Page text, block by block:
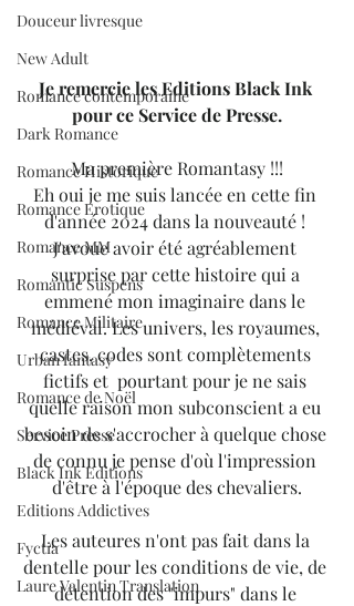
Douceur livresque
New Adult
Romance contemporaine
Dark Romance
Romance Historique
Romance Erotique
Romance MM
Romantic Suspens
Romance Militaire
Urban fantasy
Romance de Noël
Service Presse
Black Ink Editions
Editions Addictives
Fyctia
Laure Valentin Translation
Je remercie les Editions Black Ink
pour ce Service de Presse.
Ma première Romantasy !!!
Eh oui je me suis lancée en cette fin
d'année 2024 dans la nouveauté !
J'avoue avoir été agréablement
surprise par cette histoire qui a
emmené mon imaginaire dans le
médiéval. Les univers, les royaumes,
castes, codes sont complètements
fictifs et  pourtant pour je ne sais
quelle raison mon subconscient a eu
besoin de s'accrocher à quelque chose
de connu je pense d'où l'impression
d'être à l'époque des chevaliers.
Les auteures n'ont pas fait dans la
dentelle pour les conditions de vie, de
détention des "impurs" dans le